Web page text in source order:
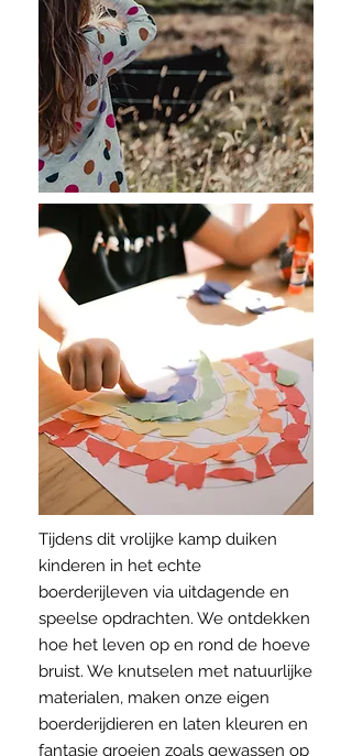
Tijdens dit vrolijke kamp duiken
kinderen in het echte
boerderijleven via uitdagende en
speelse opdrachten. We ontdekken
hoe het leven op en rond de hoeve
bruist. We knutselen met natuurlijke
materialen, maken onze eigen
boerderijdieren en laten kleuren en
fantasie groeien zoals gewassen op